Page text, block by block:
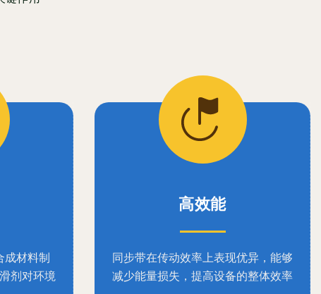
成材料制
剂对环境
高效能
同步带在传动效率上表现优异，能够
减少能量损失，提高设备的整体效率